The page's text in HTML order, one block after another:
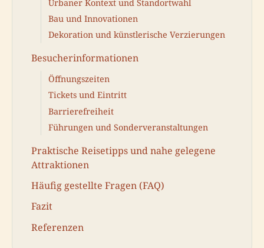
Urbaner Kontext und Standortwahl
Bau und Innovationen
Dekoration und künstlerische Verzierungen
Besucherinformationen
Öffnungszeiten
Tickets und Eintritt
Barrierefreiheit
Führungen und Sonderveranstaltungen
Praktische Reisetipps und nahe gelegene
Attraktionen
Häufig gestellte Fragen (FAQ)
Fazit
Referenzen